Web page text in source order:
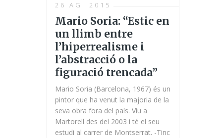
26 AG. 2015
Mario Soria: “Estic en
un llimb entre
l’hiperrealisme i
l’abstracció o la
figuració trencada”
Mario Soria (Barcelona, 1967) és un
pintor que ha venut la majoria de la
seva obra fora del país. Viu a
Martorell des del 2003 i té el seu
estudi al carrer de Montserrat. -Tinc